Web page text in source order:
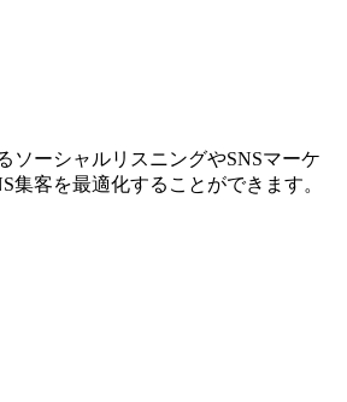
ソーシャルリスニングやSNSマーケ
客を最適化することができます。